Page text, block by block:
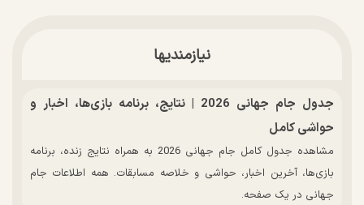
نیازمندیها
جدول جام جهانی 2026 | نتایج، برنامه بازی‌ها، اخبار و
حواشی کامل
مشاهده جدول کامل جام جهانی 2026 به همراه نتایج زنده، برنامه
بازی‌ها، آخرین اخبار، حواشی و خلاصه مسابقات. همه اطلاعات جام
جهانی در یک صفحه.